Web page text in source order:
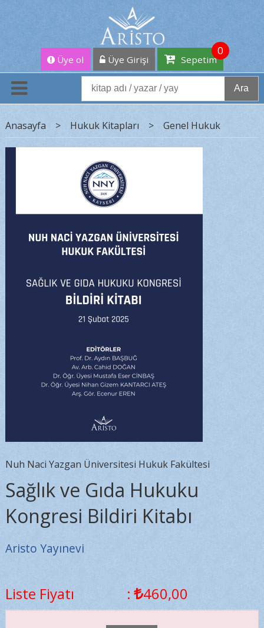
Üye ol Üye Girişi Sepetim
0
Ara
Anasayfa > Hukuk Kitapları > Genel Hukuk
Nuh Naci Yazgan Üniversitesi Hukuk Fakültesi
Sağlık ve Gıda Hukuku
Kongresi Bildiri Kitabı
Aristo Yayınevi
Liste Fiyatı : 460,00